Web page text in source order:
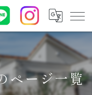
ページ一覧